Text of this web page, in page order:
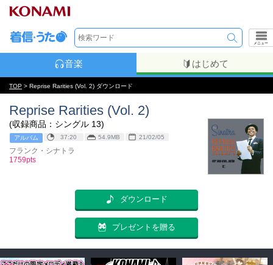
メニュー
音楽 はじめて
TOP > Reprise Rarities (Vol. 2) ダウンロード
Reprise Rarities (Vol. 2)
(収録商品：シングル 13)
アルバム 37:20 54.9MB 21/02/05
フランク・シナトラ
1759pts
ダウンロード
プレゼントを贈る